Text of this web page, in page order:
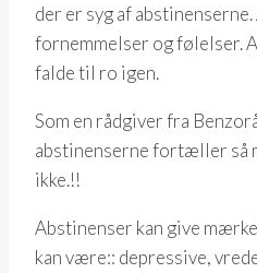
der er syg af
fornemmelser og følelser.
falde til ro igen.
Som en rådgiver fra
abstinenserne fortæller så
ikke.!!
Abstinenser kan give
kan være:: depressive,